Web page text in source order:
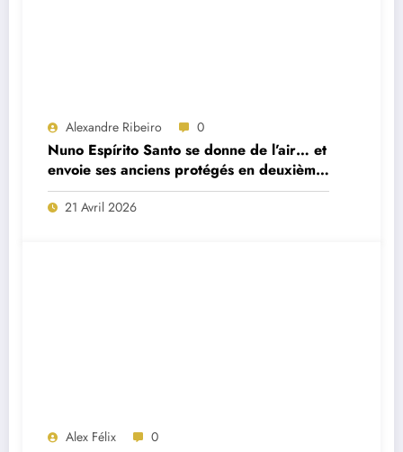
Alexandre Ribeiro 0
Nuno Espírito Santo se donne de l’air… et
envoie ses anciens protégés en deuxième
division
21 Avril 2026
Alex Félix 0